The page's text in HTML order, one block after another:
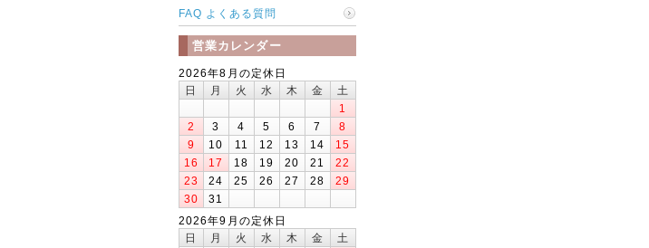
FAQ よくある質問
営業カレンダー
2026年8月の定休日
日
月 火 水 木 金
土
1
2
3 4 5 6 7
8
9
10 11 12 13 14
15
16
17 18 19 20 21
22
23
24 25 26 27 28
29
30
31
2026年9月の定休日
日
月 火 水 木 金
土